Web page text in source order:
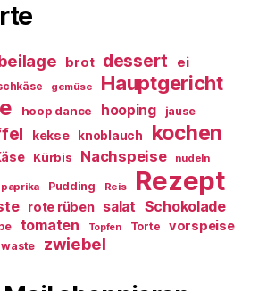
brot dessert ei
gemüse Hauptgericht
hoop dance hooping jause
kekse knoblauch kochen
Kürbis Nachspeise nudeln
paprika Pudding Reis Rezept
rote rüben salat Schokolade
tomaten Topfen Torte vorspeise
zwiebel